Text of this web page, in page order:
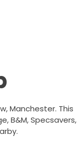
Manchester. This
B&M, Specsavers,